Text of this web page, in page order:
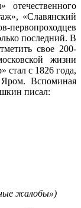
отечественного
«Славянский
первопроходцев
последний. В
свое 200-
жизни
стал с 1826 года,
Вспоминая
писал: